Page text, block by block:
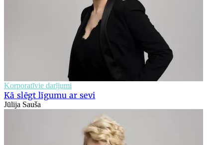
Korporatīvie darījumi
Kā slēgt līgumu ar sevi
Jūlija Sauša